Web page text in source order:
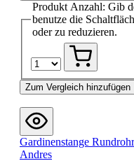
Produkt Anzahl: Gib
benutze die
oder zu reduzieren.
Zum Vergleich hinzufügen
Gardinenstange
Andres